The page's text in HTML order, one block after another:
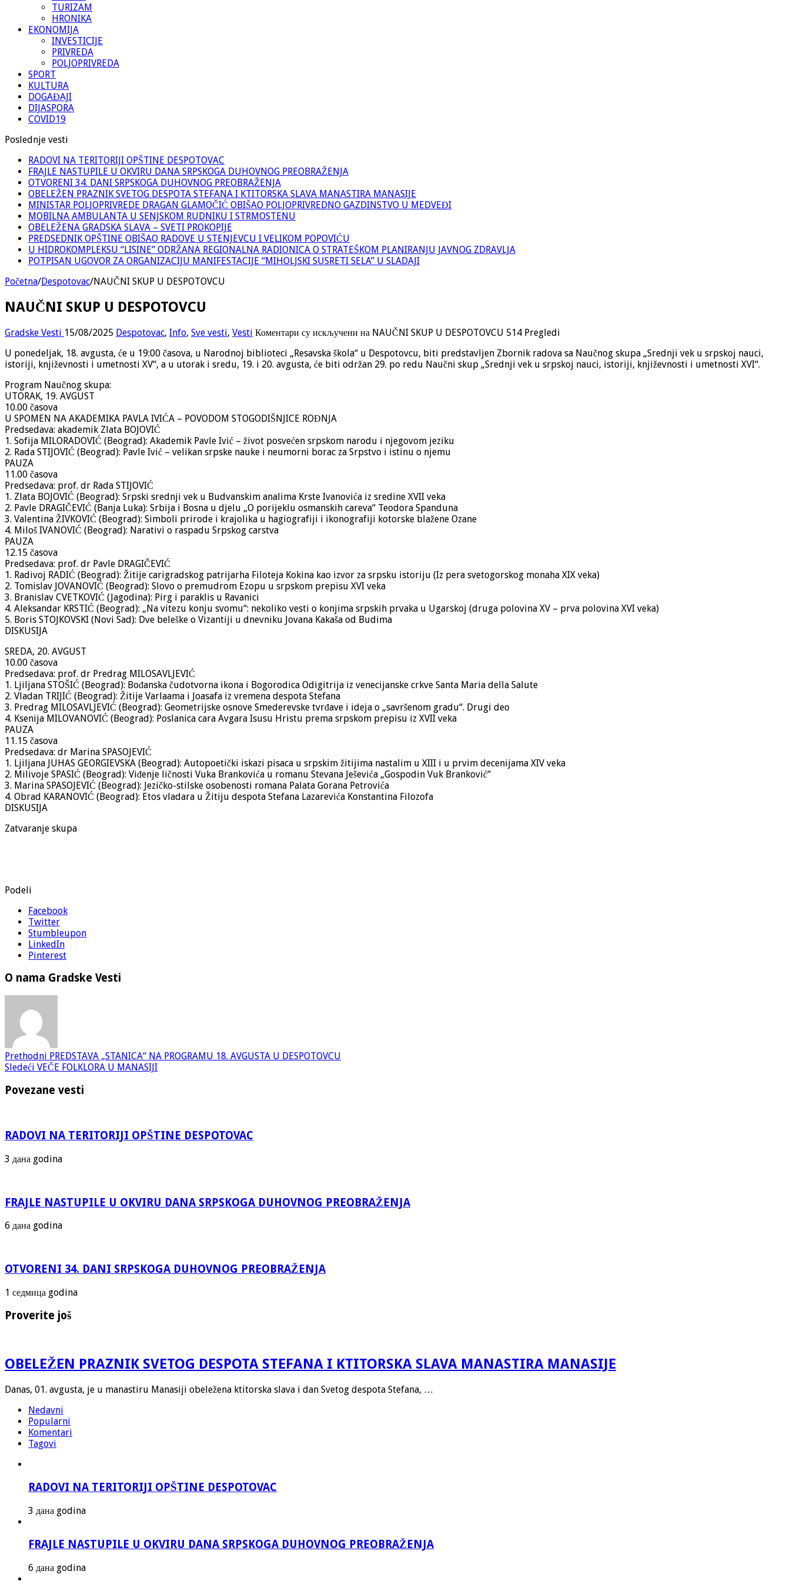
TURIZAM
HRONIKA
EKONOMIJA
INVESTICIJE
PRIVREDA
POLJOPRIVREDA
SPORT
KULTURA
DOGAĐAJI
DIJASPORA
COVID19
Poslednje vesti
RADOVI NA TERITORIJI OPŠTINE DESPOTOVAC
FRAJLE NASTUPILE U OKVIRU DANA SRPSKOGA DUHOVNOG PREOBRAŽENJA
OTVORENI 34. DANI SRPSKOGA DUHOVNOG PREOBRAŽENJA
OBELEŽEN PRAZNIK SVETOG DESPOTA STEFANA I KTITORSKA SLAVA MANASTIRA MANASIJE
MINISTAR POLJOPRIVREDE DRAGAN GLAMOČIĆ OBIŠAO POLJOPRIVREDNO GAZDINSTVO U MEDVEĐI
MOBILNA AMBULANTA U SENJSKOM RUDNIKU I STRMOSTENU
OBELEŽENA GRADSKA SLAVA – SVETI PROKOPIJE
PREDSEDNIK OPŠTINE OBIŠAO RADOVE U STENJEVCU I VELIKOM POPOVIĆU
U HIDROKOMPLEKSU “LISINE” ODRŽANA REGIONALNA RADIONICA O STRATEŠKOM PLANIRANJU JAVNOG ZDRAVLJA
POTPISAN UGOVOR ZA ORGANIZACIJU MANIFESTACIJE “MIHOLJSKI SUSRETI SELA” U SLADAJI
Početna/Despotovac/NAUČNI SKUP U DESPOTOVCU
NAUČNI SKUP U DESPOTOVCU
Gradske Vesti 15/08/2025 Despotovac, Info, Sve vesti, Vesti Коментари су искључени на NAUČNI SKUP U DESPOTOVCU 514 Pregledi
U ponedeljak, 18. avgusta, će u 19:00 časova, u Narodnoj biblioteci „Resavska škola“ u Despotovcu, biti predstavljen Zbornik radova sa Naučnog skupa „Srednji vek u srpskoj nauci,
istoriji, književnosti i umetnosti XV“, a u utorak i sredu, 19. i 20. avgusta, će biti održan 29. po redu Naučni skup „Srednji vek u srpskoj nauci, istoriji, književnosti i umetnosti XVI“.
Program Naučnog skupa:
UTORAK, 19. AVGUST
10.00 časova
U SPOMEN NA AKADEMIKA PAVLA IVIĆA – POVODOM STOGODIŠNJICE ROĐNJA
Predsedava: akademik Zlata BOJOVIĆ
1. Sofija MILORADOVIĆ (Beograd): Akademik Pavle Ivić – život posvećen srpskom narodu i njegovom jeziku
2. Rada STIJOVIĆ (Beograd): Pavle Ivić – velikan srpske nauke i neumorni borac za Srpstvo i istinu o njemu
PAUZA
11.00 časova
Predsedava: prof. dr Rada STIJOVIĆ
1. Zlata BOJOVIĆ (Beograd): Srpski srednji vek u Budvanskim analima Krste Ivanovića iz sredine XVII veka
2. Pavle DRAGIČEVIĆ (Banja Luka): Srbija i Bosna u djelu „O porijeklu osmanskih careva“ Teodora Spanduna
3. Valentina ŽIVKOVIĆ (Beograd): Simboli prirode i krajolika u hagiografiji i ikonografiji kotorske blažene Ozane
4. Miloš IVANOVIĆ (Beograd): Narativi o raspadu Srpskog carstva
PAUZA
12.15 časova
Predsedava: prof. dr Pavle DRAGIČEVIĆ
1. Radivoj RADIĆ (Beograd): Žitije carigradskog patrijarha Filoteja Kokina kao izvor za srpsku istoriju (Iz pera svetogorskog monaha XIX veka)
2. Tomislav JOVANOVIĆ (Beograd): Slovo o premudrom Ezopu u srpskom prepisu XVI veka
3. Branislav CVETKOVIĆ (Jagodina): Pirg i paraklis u Ravanici
4. Aleksandar KRSTIĆ (Beograd): „Na vitezu konju svomu“: nekoliko vesti o konjima srpskih prvaka u Ugarskoj (druga polovina XV – prva polovina XVI veka)
5. Boris STOJKOVSKI (Novi Sad): Dve beleške o Vizantiji u dnevniku Jovana Kakaša od Budima
DISKUSIJA
SREDA, 20. AVGUST
10.00 časova
Predsedava: prof. dr Predrag MILOSAVLJEVIĆ
1. Ljiljana STOŠIĆ (Beograd): Bođanska čudotvorna ikona i Bogorodica Odigitrija iz venecijanske crkve Santa Maria della Salute
2. Vladan TRIJIĆ (Beograd): Žitije Varlaama i Joasafa iz vremena despota Stefana
3. Predrag MILOSAVLJEVIĆ (Beograd): Geometrijske osnove Smederevske tvrđave i ideja o „savršenom gradu“. Drugi deo
4. Ksenija MILOVANOVIĆ (Beograd): Poslanica cara Avgara Isusu Hristu prema srpskom prepisu iz XVII veka
PAUZA
11.15 časova
Predsedava: dr Marina SPASOJEVIĆ
1. Ljiljana JUHAS GEORGIEVSKA (Beograd): Autopoetički iskazi pisaca u srpskim žitijima nastalim u XIII i u prvim decenijama XIV veka
2. Milivoje SPASIĆ (Beograd): Viđenje ličnosti Vuka Brankovića u romanu Stevana Ješevića „Gospodin Vuk Branković“
3. Marina SPASOJEVIĆ (Beograd): Jezičko-stilske osobenosti romana Palata Gorana Petrovića
4. Obrad KARANOVIĆ (Beograd): Etos vladara u Žitiju despota Stefana Lazarevića Konstantina Filozofa
DISKUSIJA
Zatvaranje skupa
Podeli
Facebook
Twitter
Stumbleupon
LinkedIn
Pinterest
O nama Gradske Vesti
Prethodni PREDSTAVA „STANICA“ NA PROGRAMU 18. AVGUSTA U DESPOTOVCU
Sledeći VEČE FOLKLORA U MANASIJI
Povezane vesti
RADOVI NA TERITORIJI OPŠTINE DESPOTOVAC
3 дана godina
FRAJLE NASTUPILE U OKVIRU DANA SRPSKOGA DUHOVNOG PREOBRAŽENJA
6 дана godina
OTVORENI 34. DANI SRPSKOGA DUHOVNOG PREOBRAŽENJA
1 седмица godina
Proverite još
OBELEŽEN PRAZNIK SVETOG DESPOTA STEFANA I KTITORSKA SLAVA MANASTIRA MANASIJE
Danas, 01. avgusta, je u manastiru Manasiji obeležena ktitorska slava i dan Svetog despota Stefana, …
Nedavni
Popularni
Komentari
Tagovi
RADOVI NA TERITORIJI OPŠTINE DESPOTOVAC
3 дана godina
FRAJLE NASTUPILE U OKVIRU DANA SRPSKOGA DUHOVNOG PREOBRAŽENJA
6 дана godina